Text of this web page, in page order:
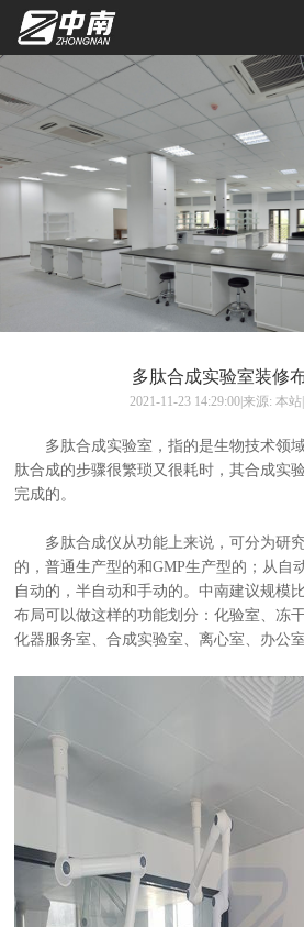
多肽合成实验室装修
2021-11-23 14:29:00|来源: 本
多肽合成实验室，指的是生物技术领域
肽合成的步骤很繁琐又很耗时，其合成实
完成的。
多肽合成仪从功能上来说，可分为研究
的，普通生产型的和GMP生产型的；从自
自动的，半自动和手动的。中南建议规模
布局可以做这样的功能划分：化验室、冻
化器服务室、合成实验室、离心室、办公